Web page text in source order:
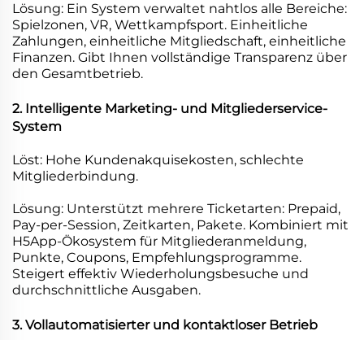
Lösung: Ein System verwaltet nahtlos alle Bereiche:
Spielzonen, VR, Wettkampfsport. Einheitliche
Zahlungen, einheitliche Mitgliedschaft, einheitliche
Finanzen. Gibt Ihnen vollständige Transparenz über
den Gesamtbetrieb.
2. Intelligente Marketing- und Mitgliederservice-
System
Löst: Hohe Kundenakquisekosten, schlechte
Mitgliederbindung.
Lösung: Unterstützt mehrere Ticketarten: Prepaid,
Pay-per-Session, Zeitkarten, Pakete. Kombiniert mit
H5App-Ökosystem für Mitgliederanmeldung,
Punkte, Coupons, Empfehlungsprogramme.
Steigert effektiv Wiederholungsbesuche und
durchschnittliche Ausgaben.
3. Vollautomatisierter und kontaktloser Betrieb